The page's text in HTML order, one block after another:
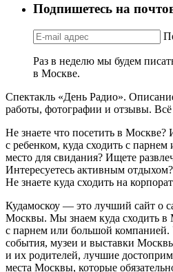
Подпишетесь на
Раз в неделю мы будем
в Москве.
Спектакль «День Радио».
работы, фотографии и отзывы.
Не знаете что посетить в Москве?
с ребенком, куда сходить с
место для свидания? Ищете
Интересуетесь активным
Не знаете куда сходить на
Кудамоскоу — это лучший сайт о
Москвы. Мы знаем куда сходить в
с парнем или большой компанией.
события, музеи и выставки
и их родителей, лучшие
места Москвы, которые